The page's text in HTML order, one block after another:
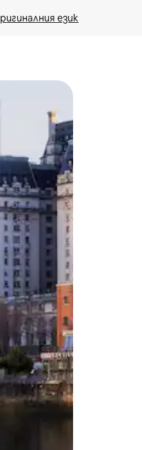
език
докосване или плъзгане.